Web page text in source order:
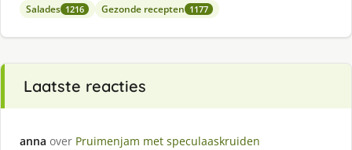
Salades 1216 Gezonde recepten 1177
Laatste reacties
anna over Pruimenjam met speculaaskruiden